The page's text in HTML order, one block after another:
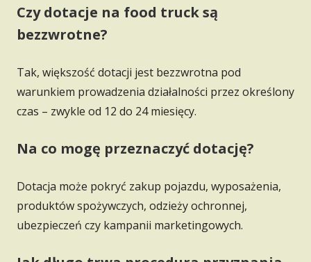
Czy dotacje na food truck są
bezzwrotne?
Tak, większość dotacji jest bezzwrotna pod
warunkiem prowadzenia działalności przez określony
czas – zwykle od 12 do 24 miesięcy.
Na co mogę przeznaczyć dotację?
Dotacja może pokryć zakup pojazdu, wyposażenia,
produktów spożywczych, odzieży ochronnej,
ubezpieczeń czy kampanii marketingowych.